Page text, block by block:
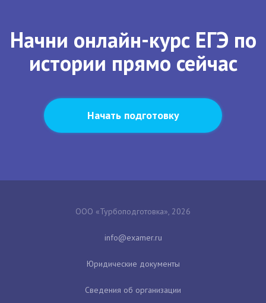
Начни онлайн-курс ЕГЭ по
истории прямо сейчас
Начать подготовку
ООО «Турбоподготовка», 2026
Юридические документы
Сведения об организации